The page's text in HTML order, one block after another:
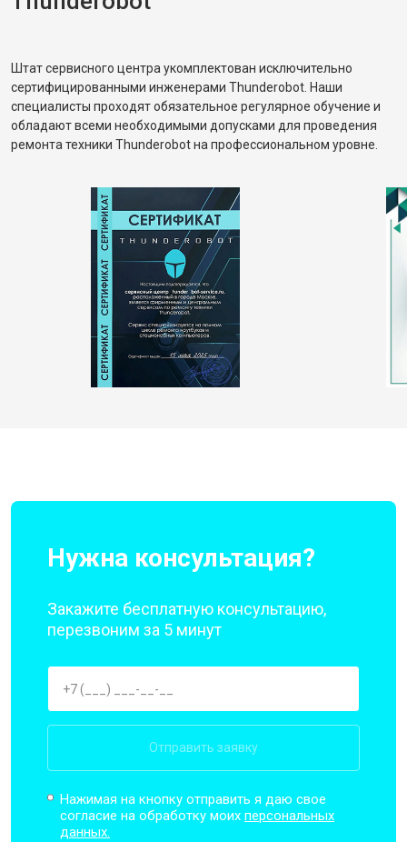
Штат сервисного центра укомплектован исключительно
сертифицированными инженерами Thunderobot. Наши
специалисты проходят обязательное регулярное обучение и
обладают всеми необходимыми допусками для проведения
ремонта техники Thunderobot на профессиональном уровне.
Нужна консультация?
Закажите бесплатную консультацию,
перезвоним за 5 минут
Отправить заявку
Нажимая на кнопку отправить я даю свое
согласие на обработку моихперсональных
данных.